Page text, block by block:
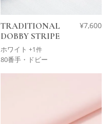
TRADITIONAL
DOBBY STRIPE
ホワイト +1件
¥7,600
80番手・ドビー